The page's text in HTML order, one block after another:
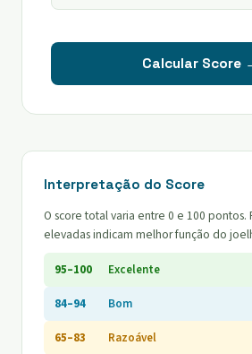
Calcular Score
Interpretação do Score
O score total varia entre 0 e 100 pontos.
elevadas indicam melhor função do
95–100 Excelente
84–94 Bom
65–83 Razoável